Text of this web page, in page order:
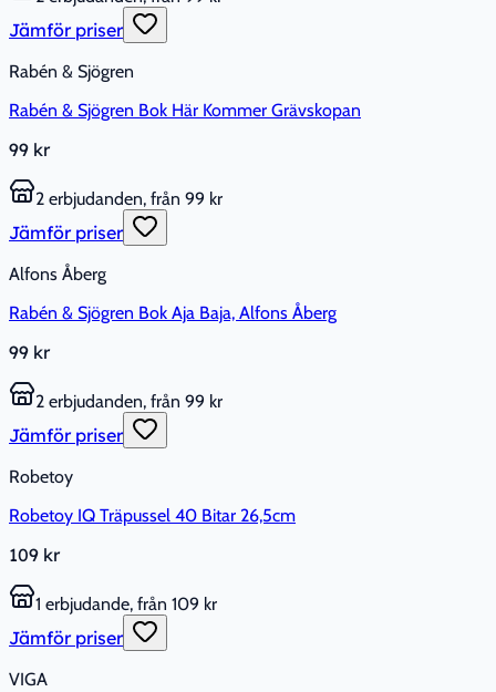
Jämför priser
Rabén & Sjögren
Rabén & Sjögren Bok Här Kommer Grävskopan
99 kr
2 erbjudanden, från 99 kr
Jämför priser
Alfons Åberg
Rabén & Sjögren Bok Aja Baja, Alfons Åberg
99 kr
2 erbjudanden, från 99 kr
Jämför priser
Robetoy
Robetoy IQ Träpussel 40 Bitar 26,5cm
109 kr
1 erbjudande, från 109 kr
Jämför priser
VIGA